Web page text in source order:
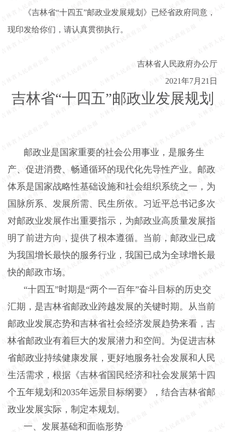
《吉林省“十四五”邮政业发展规划》已经省政府同意，
现印发给你们，请认真贯彻执行。
吉林省人民政府办公厅
2021年7月21日
吉林省“十四五”邮政业发展规划
邮政业是国家重要的社会公用事业，是服务生
产、促进消费、畅通循环的现代化先导性产业。邮政
体系是国家战略性基础设施和社会组织系统之一，为
国脉所系、发展所需、民生所依。习近平总书记多次
对邮政业发展作出重要指示，为邮政业高质量发展指
明了前进方向，提供了根本遵循。当前，邮政业已成
为我国增长最快的服务行业，我国已成为全球增长最
快的邮政市场。
“十四五”时期是“两个一百年”奋斗目标的历史交
汇期，是吉林省邮政业跨越发展的关键时期。从当前
邮政业发展态势和吉林省社会经济发展趋势来看，吉
林省邮政业有着巨大的发展潜力和空间。为促进吉林
省邮政业持续健康发展，更好地服务社会发展和人民
生活需求，根据《吉林省国民经济和社会发展第十四
个五年规划和2035年远景目标纲要》，结合吉林省邮
政业发展实际，制定本规划。
一、发展基础和面临形势